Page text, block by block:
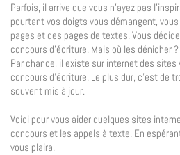
Parfois, il arrive que vous n’ayez pas
pourtant vos doigts vous démangent,
pages et des pages de textes. Vous
concours d’écriture. Mais où les dénicher ?
Par chance, il existe sur internet des
concours d’écriture. Le plus dur, c’est de
souvent mis à jour.
Voici pour vous aider quelques sites
concours et les appels à texte. En
vous plaira.